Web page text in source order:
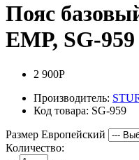
Пояс
ЕМР, SG-959
2 900Р
Производитель:
Код товара: SG-959
Размер Европейский
Количество: